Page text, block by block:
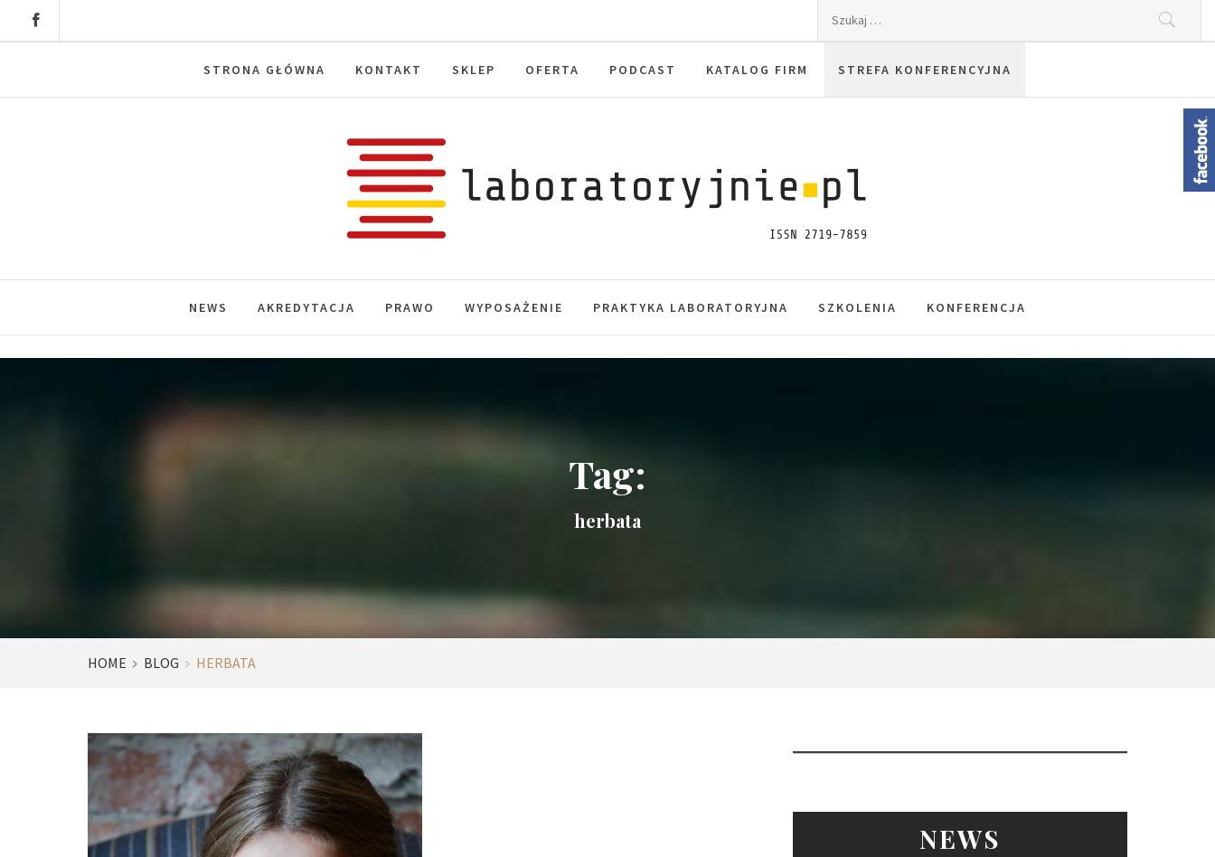
STRONA GŁÓWNA KONTAKT SKLEP OFERTA PODCAST KATALOG FIRM STREFA KONFERENCYJNA
Laboratoryjnie.pl
NEWS AKREDYTACJA PRAWO WYPOSAŻENIE PRAKTYKA LABORATORYJNA SZKOLENIA KONFERENCJA
Tag:
herbata
HOME BLOG HERBATA
NEWS